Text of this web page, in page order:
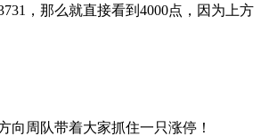
，那么就直接看到4000点，因为上方
向周队带着大家抓住一只涨停！